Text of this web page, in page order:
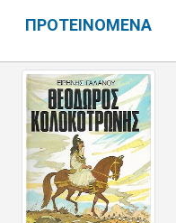
ΠΡΟΤΕΙΝΟΜΕΝΑ